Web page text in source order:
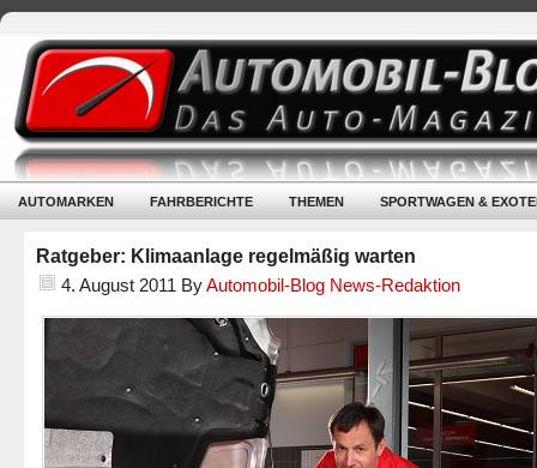
AUTOMARKEN FAHRBERICHTE THEMEN SPORTWAGEN &
Ratgeber: Klimaanlage regelmäßig warten
4. August 2011 ByAutomobil-Blog News-Redaktion